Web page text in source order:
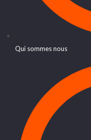
Qui sommes nous